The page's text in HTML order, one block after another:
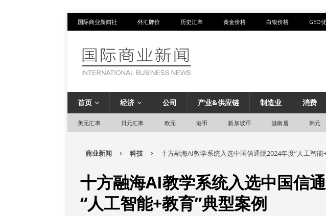
国际商业新闻社 外汇牌价 历史汇率 黄金价格 白银价格 GEO
首页 经济 公司 产业&供应链 制造业 消费
美元汇率 日元汇率 欧元 港币 新加坡币 越南盾 韩元
商业新闻 科技 十方融海AI教学系统入选中国信通院2024年度“人工智能
十方融海AI教学系统入选中国信
“人工智能+教育”典型案例